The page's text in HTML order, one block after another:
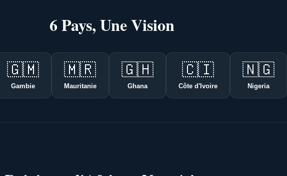
6 Pays, Une Vision
🇬🇲
Gambie
🇲🇷
Mauritanie
🇬🇭
Ghana
🇨🇮
Côte d'Ivoire
🇳🇬
Nigeria